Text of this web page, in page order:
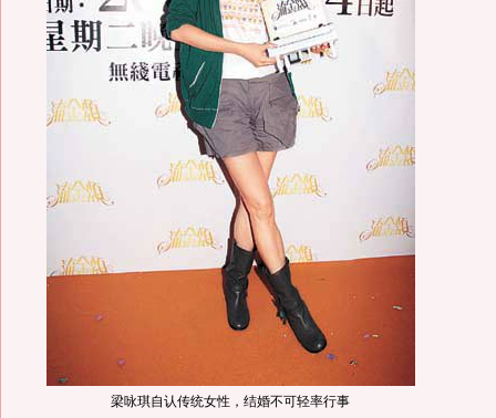
梁咏琪自认传统女性，结婚不可轻率行事